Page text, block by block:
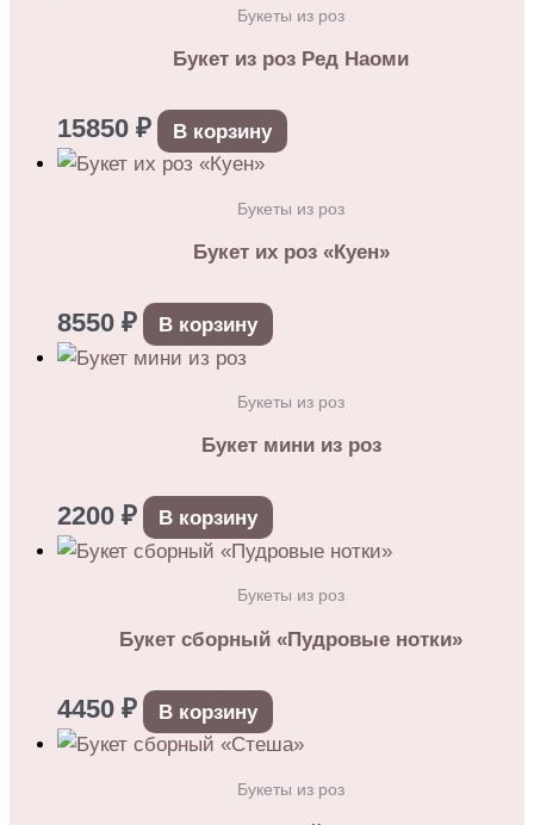
Букеты из роз
Букет из роз Ред Наоми
15850 ₽ В корзину
Букеты из роз
Букет их роз «Куен»
8550 ₽ В корзину
Букеты из роз
Букет мини из роз
2200 ₽ В корзину
Букеты из роз
Букет сборный «Пудровые нотки»
4450 ₽ В корзину
Букеты из роз